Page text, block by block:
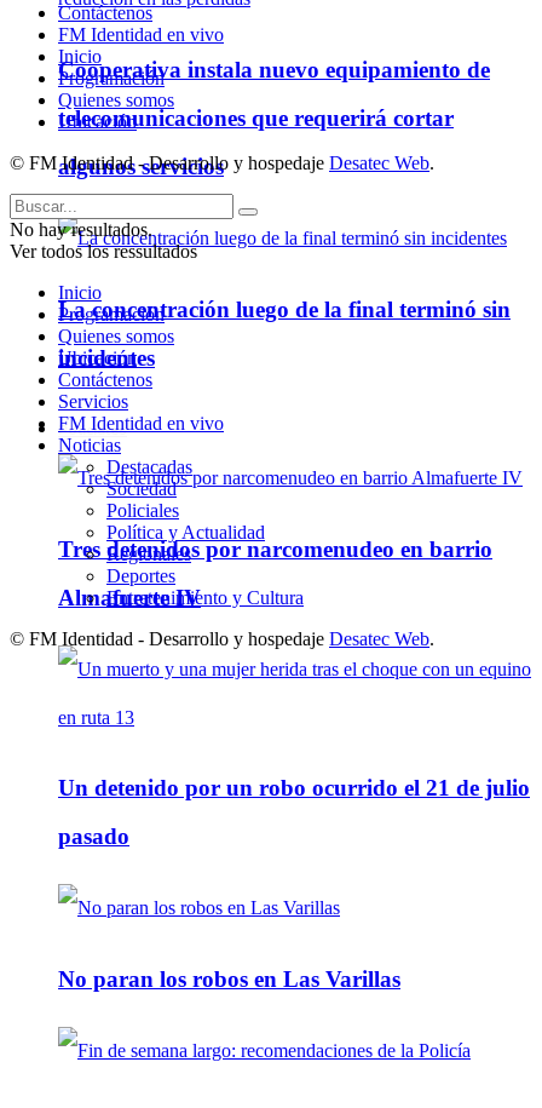
Cooperativa instala nuevo equipamiento de
telecomunicaciones que requerirá cortar
algunos servicios
La concentración luego de la final terminó sin
incidentes
Policiales
Tres detenidos por narcomenudeo en barrio
Almafuerte IV
Un detenido por un robo ocurrido el 21 de julio
pasado
No paran los robos en Las Varillas
Contáctenos
FM Identidad en vivo
Inicio
Programación
Quienes somos
Ubicación
© FM Identidad - Desarrollo y hospedaje Desatec Web.
No hay resultados.
Ver todos los ressultados
Inicio
Programación
Quienes somos
Ubicación
Contáctenos
Servicios
FM Identidad en vivo
Noticias
Destacadas
Sociedad
Policiales
Política y Actualidad
Regionales
Deportes
Entretenimiento y Cultura
© FM Identidad - Desarrollo y hospedaje Desatec Web.